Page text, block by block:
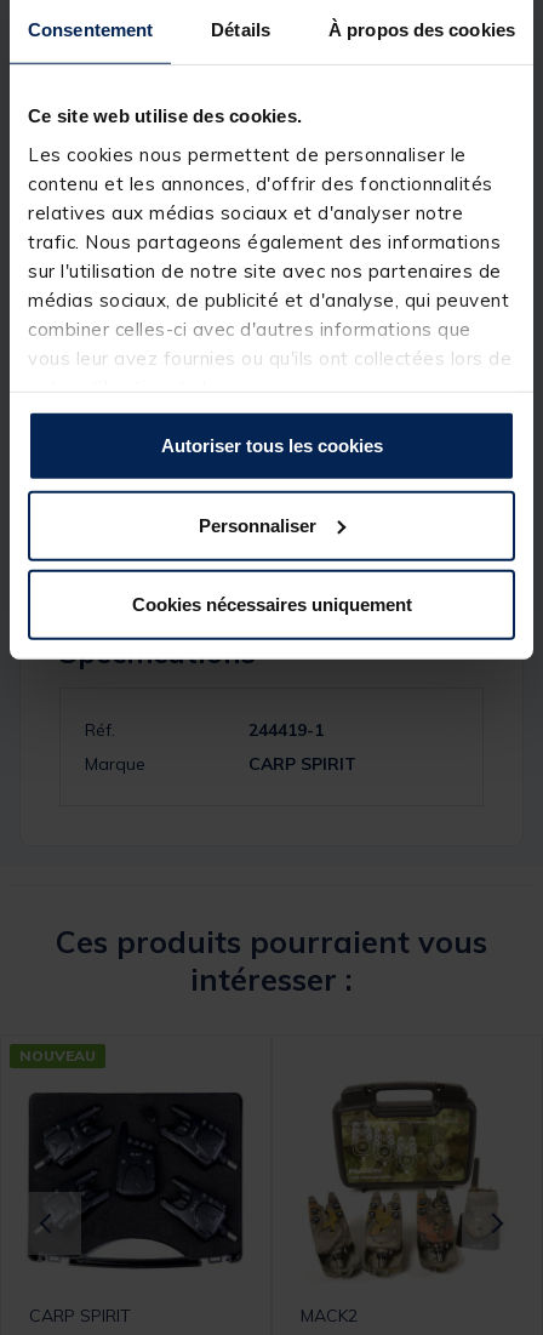
Consentement Détails À propos des cookies
Ce site web utilise des cookies.
Les cookies nous permettent de personnaliser le
contenu et les annonces, d'offrir des fonctionnalités
relatives aux médias sociaux et d'analyser notre
trafic. Nous partageons également des informations
sur l'utilisation de notre site avec nos partenaires de
médias sociaux, de publicité et d'analyse, qui peuvent
combiner celles-ci avec d'autres informations que
vous leur avez fournies ou qu'ils ont collectées lors de
Autoriser tous les cookies
Personnaliser
Cookies nécessaires uniquement
Détails
Détecteurs:
LED de fonctionnement et de verrouillage.
Insert antidérapant en caoutchouc souple.
Diode bleue pour une meilleure visibilité en mode
nuit.
Bouton d’alimentation avec réglage du volume.
Bouton T pour le réglage de la tonalité.
Bouton S pour l’ajustement de la sensibilité.
Bouton L permettant la sélection de la couleur de la
LED.
Vis de fixation en métal pour une meilleure solidité.
Bouton V: Volume/Vibration.
LED 4 coloris.
Spécifications
Réf.
244419-1
Marque
CARP SPIRIT
Ces produits pourraient vous
intéresser :
NOUVEAU
CARP SPIRIT MACK2